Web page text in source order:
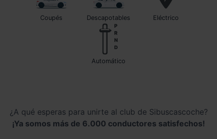
Coupés Descapotables Eléctrico
automático
¿A qué esperas para unirte al club de Sibuscascoche?
¡Ya somos más de 6.000 conductores satisfechos!